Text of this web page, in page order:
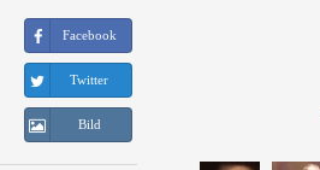
Facebook
Twitter
Bild